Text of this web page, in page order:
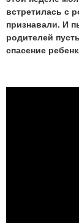
встретилась с
признавали. И
родителей
спасение